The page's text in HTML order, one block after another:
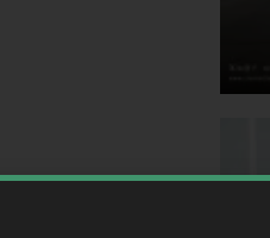
برئاسة الجاسر .. مجلس إدارة الهيئة